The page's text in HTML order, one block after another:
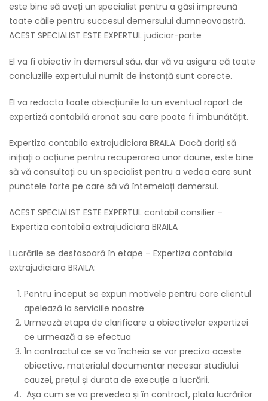
este bine să aveți un specialist pentru a găsi impreună
toate căile pentru succesul demersului dumneavoastră.
ACEST SPECIALIST ESTE EXPERTUL judiciar-parte
El va fi obiectiv în demersul său, dar vă va asigura că toate
concluziile expertului numit de instanță sunt corecte.
El va redacta toate obiecțiunile la un eventual raport de
expertiză contabilă eronat sau care poate fi îmbunătățit.
Expertiza contabila extrajudiciara BRAILA: Dacă doriți să
inițiați o acțiune pentru recuperarea unor daune, este bine
să vă consultați cu un specialist pentru a vedea care sunt
punctele forte pe care să vă întemeiați demersul.
ACEST SPECIALIST ESTE EXPERTUL contabil consilier –
Expertiza contabila extrajudiciara BRAILA
Lucrările se desfasoară în etape – Expertiza contabila
extrajudiciara BRAILA:
Pentru început se expun motivele pentru care clientul
apelează la serviciile noastre
Urmează etapa de clarificare a obiectivelor expertizei
ce urmează a se efectua
În contractul ce se va încheia se vor preciza aceste
obiective, materialul documentar necesar studiului
cauzei, prețul și durata de execuție a lucrării.
Așa cum se va prevedea și în contract, plata lucrărilor